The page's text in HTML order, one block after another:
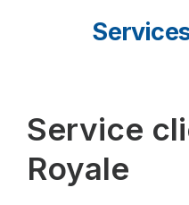
Service
Royale